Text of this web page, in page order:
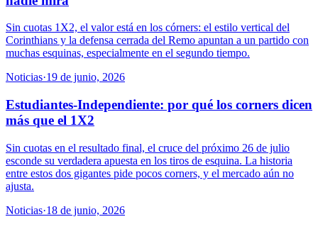
Sin cuotas 1X2, el valor está en los córners: el estilo vertical del
Corinthians y la defensa cerrada del Remo apuntan a un partido con
muchas esquinas, especialmente en el segundo tiempo.
Noticias·19 de junio, 2026
Estudiantes-Independiente: por qué los corners dicen
más que el 1X2
Sin cuotas en el resultado final, el cruce del próximo 26 de julio
esconde su verdadera apuesta en los tiros de esquina. La historia
entre estos dos gigantes pide pocos corners, y el mercado aún no
ajusta.
Noticias·18 de junio, 2026